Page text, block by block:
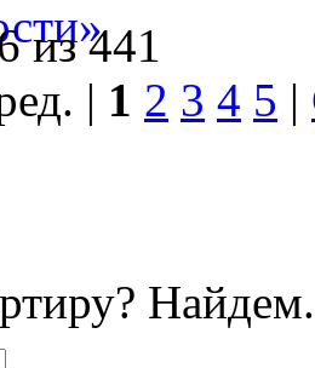
из 441
| 1 2 3 4 5 |